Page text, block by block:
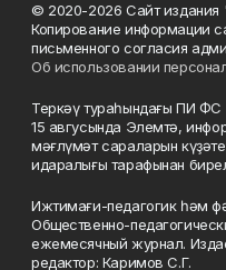
© 2020-2026 Сайт издания
Копирование информации
письменного согласия
Об использовании
Теркәү тураһындағы ПИ ФС
15 авгусында Элемтә,
мәғлүмәт сараларын
идаралығы тарафынан
Ижтимағи-педагогик һәм
Общественно-
ежемесячный журнал.
редактор: Каримов С.Г.